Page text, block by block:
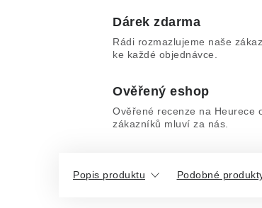
Dárek zdarma
Rádi rozmazlujeme naše
ke každé objednávce.
Ověřený eshop
Ověřené recenze na Heurece
zákazníků mluví za nás.
Popis produktu Podobné